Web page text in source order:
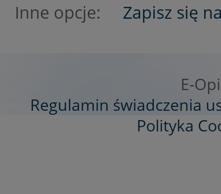
Inne opcje: Zapisz się
E-
Regulamin świadczenia
Polityka